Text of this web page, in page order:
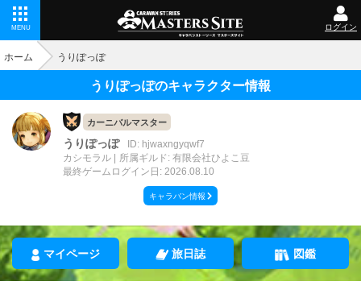
MENU ログイン
ホーム うりぽっぽ
うりぽっぽのキャラクター情報
カーニバルマスター
うりぽっぽ ID: hjwaxngyqwf7
カシモラル
所属ギルド: 有限会社ひよこ豆
最終ゲームログイン日: 2026.08.10
キャラバン情報
マイページ 旅日誌 図鑑